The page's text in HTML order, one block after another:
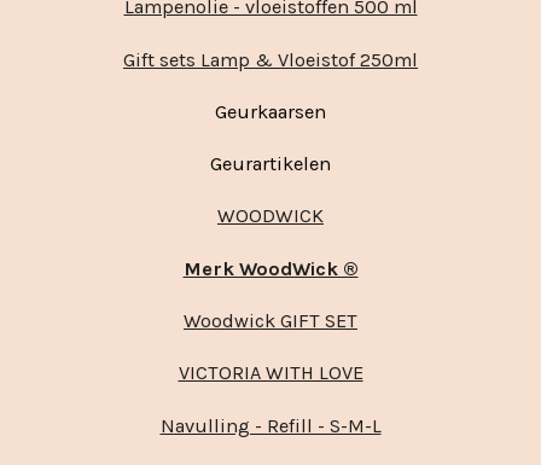
Lampenolie - vloeistoffen 500 ml
Gift sets Lamp & Vloeistof 250ml
Geurkaarsen
Geurartikelen
WOODWICK
Merk WoodWick ®
Woodwick GIFT SET
VICTORIA WITH LOVE
Navulling - Refill - S-M-L